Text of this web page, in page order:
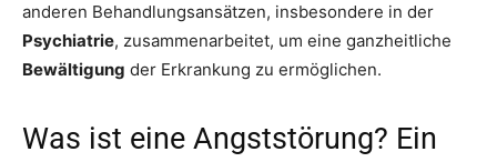
anderen Behandlungsansätzen, insbesondere in der
Psychiatrie, zusammenarbeitet, um eine ganzheitliche
Bewältigung der Erkrankung zu ermöglichen.
Was ist eine Angststörung? Ein